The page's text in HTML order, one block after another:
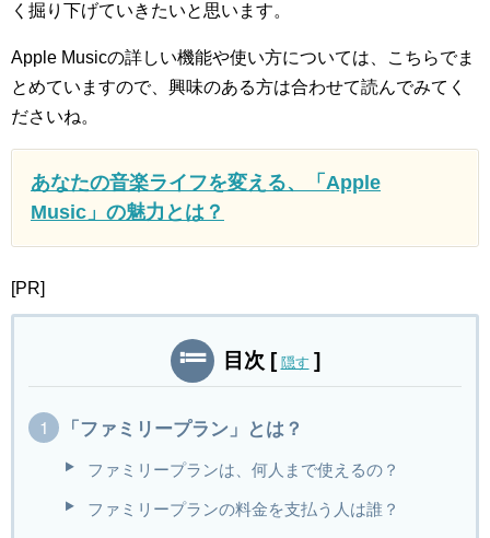
く掘り下げていきたいと思います。
Apple Musicの詳しい機能や使い方については、こちらでま
とめていますので、興味のある方は合わせて読んでみてく
ださいね。
あなたの音楽ライフを変える、「Apple
Music」の魅力とは？
[PR]
目次 [ 隠す ]
「ファミリープラン」とは？
ファミリープランは、何人まで使えるの？
ファミリープランの料金を支払う人は誰？